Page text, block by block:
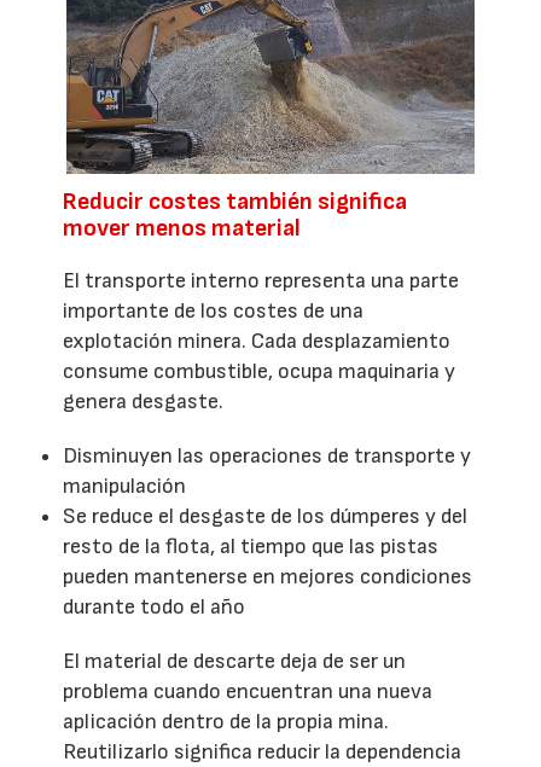
Reducir costes también significa
mover menos material
El transporte interno representa una parte
importante de los costes de una
explotación minera. Cada desplazamiento
consume combustible, ocupa maquinaria y
genera desgaste.
Disminuyen las operaciones de transporte y
manipulación
Se reduce el desgaste de los dúmperes y del
resto de la flota, al tiempo que las pistas
pueden mantenerse en mejores condiciones
durante todo el año
El material de descarte deja de ser un
problema cuando encuentran una nueva
aplicación dentro de la propia mina.
Reutilizarlo significa reducir la dependencia